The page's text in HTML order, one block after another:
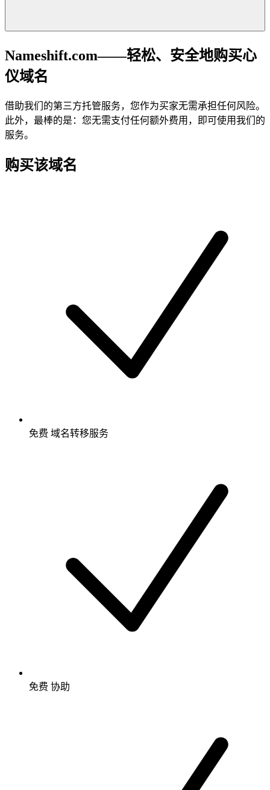
Nameshift.com——轻松、安全地购买心
仪域名
借助我们的第三方托管服务，您作为买家无需承担任何风险。
此外，最棒的是：您无需支付任何额外费用，即可使用我们的
服务。
购买该域名
免费 域名转移服务
免费 协助